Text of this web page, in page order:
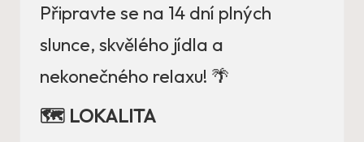
Připravte se na 14 dní plných
slunce, skvělého jídla a
nekonečného relaxu! 🌴
🗺️ LOKALITA